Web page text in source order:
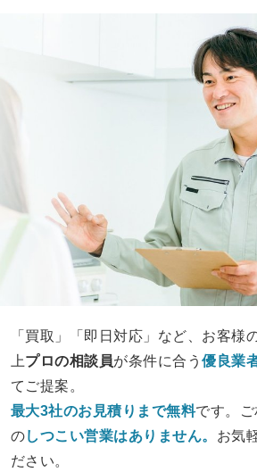
「買取」「即日対応」など、お客様
上プロの相談員が条件に合う優良業
てご提案。
最大3社のお見積りまで無料です。
のしつこい営業はありません。 お気
ださい。